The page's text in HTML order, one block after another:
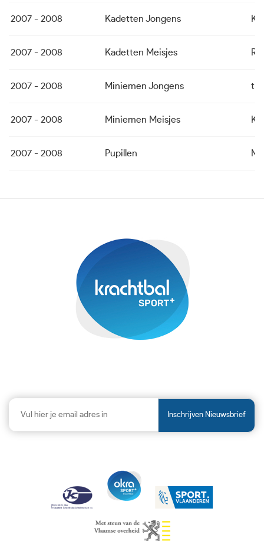
2007 - 2008 Kadetten Jongens
2007 - 2008 Kadetten Meisjes
2007 - 2008 Miniemen Jongens t
2007 - 2008 Miniemen Meisjes
2007 - 2008 Pupillen
Inschrijven Nieuwsbrief